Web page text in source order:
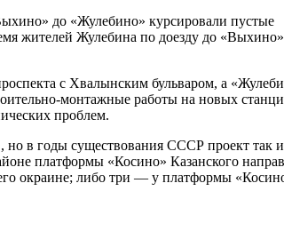
до «Жулебино» курсировали пустые
жителей Жулебина по доезду до
с Хвалынским бульваром, а
монтажные работы на новых
проблем.
но в годы существования СССР проект так и
платформы «Косино» Казанского
окраине; либо три — у платформы